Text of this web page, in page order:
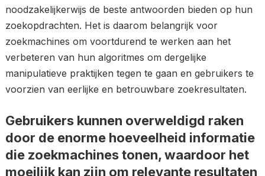
noodzakelijkerwijs de beste antwoorden bieden op hun
zoekopdrachten. Het is daarom belangrijk voor
zoekmachines om voortdurend te werken aan het
verbeteren van hun algoritmes om dergelijke
manipulatieve praktijken tegen te gaan en gebruikers te
voorzien van eerlijke en betrouwbare zoekresultaten.
Gebruikers kunnen overweldigd raken
door de enorme hoeveelheid informatie
die zoekmachines tonen, waardoor het
moeilijk kan zijn om relevante resultaten